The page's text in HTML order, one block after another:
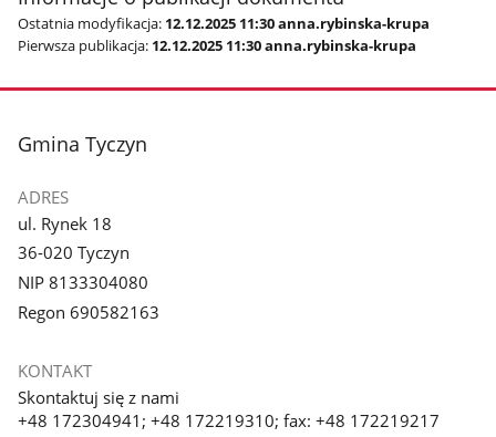
Ostatnia modyfikacja: 12.12.2025 11:30 anna.rybinska-krupa
Pierwsza publikacja: 12.12.2025 11:30 anna.rybinska-krupa
stopka
Gmina Tyczyn
ADRES
ul. Rynek 18
36-020 Tyczyn
NIP 8133304080
Regon 690582163
KONTAKT
Skontaktuj się z nami
+48 172304941; +48 172219310; fax: +48 172219217